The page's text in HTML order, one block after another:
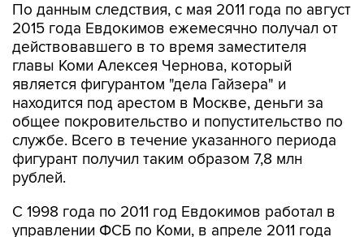
По данным следствия, с мая 2011 года по август
2015 года Евдокимов ежемесячно получал от
действовавшего в то время заместителя
главы Коми Алексея Чернова, который
является фигурантом "дела Гайзера" и
находится под арестом в Москве, деньги за
общее покровительство и попустительство по
службе. Всего в течение указанного периода
фигурант получил таким образом 7,8 млн
рублей.
С 1998 года по 2011 год Евдокимов работал в
управлении ФСБ по Коми, в апреле 2011 года